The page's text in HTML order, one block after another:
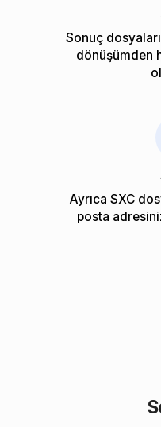
Sonuç
dönüşümden
Ayrıca SXC
posta